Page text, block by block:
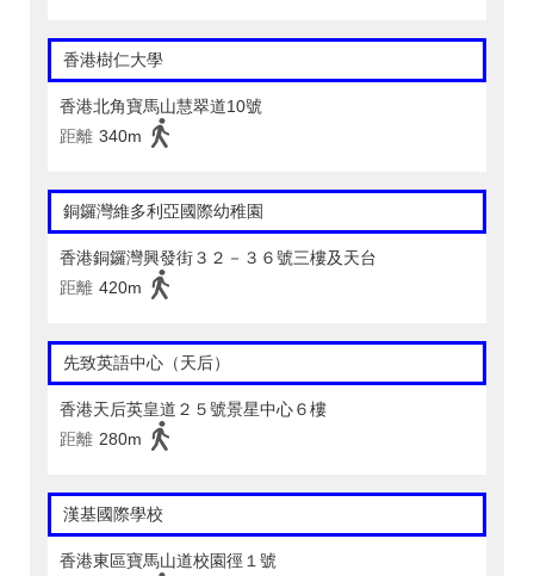
香港樹仁大學
香港北角寶馬山慧翠道10號
距離 340m
銅鑼灣維多利亞國際幼稚園
香港銅鑼灣興發街３２－３６號三樓及天台
距離 420m
先致英語中心（天后）
香港天后英皇道２５號景星中心６樓
距離 280m
漢基國際學校
香港東區寶馬山道校園徑１號